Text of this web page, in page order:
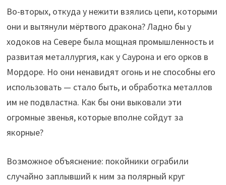
Во-вторых, откуда у нежити взялись цепи, которыми
они и вытянули мёртвого дракона? Ладно бы у
ходоков на Севере была мощная промышленность и
развитая металлургия, как у Саурона и его орков в
Мордоре. Но они ненавидят огонь и не способны его
использовать — стало быть, и обработка металлов
им не подвластна. Как бы они выковали эти
огромные звенья, которые вполне сойдут за
якорные?
Возможное объяснение: покойники ограбили
случайно заплывший к ним за полярный круг